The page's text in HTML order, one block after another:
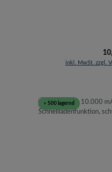
inkl. MwSt. zzgl.
> 500 lagernd